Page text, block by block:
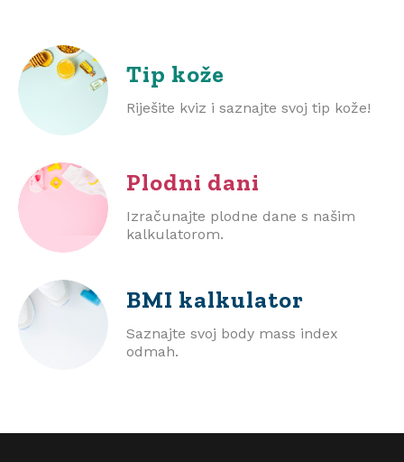
Tip kože
Riješite kviz i saznajte svoj tip kože!
Plodni dani
Izračunajte plodne dane s našim
kalkulatorom.
BMI kalkulator
Saznajte svoj body mass index
odmah.